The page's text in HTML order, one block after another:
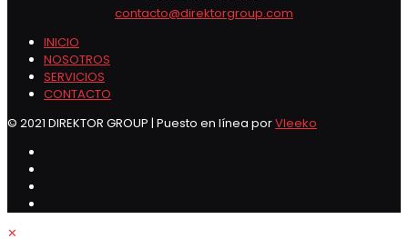
contacto@direktorgroup.com
INICIO
NOSOTROS
SERVICIOS
CONTACTO
© 2021 DIREKTOR GROUP | Puesto en línea porVleeko
✕